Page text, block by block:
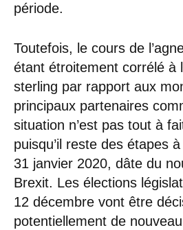
période.
Toutefois, le cours de
étant étroitement corrélé à
sterling par rapport aux
principaux partenaires
situation n’est pas tout à
puisqu’il reste des étapes
31 janvier 2020, dâte du
Brexit. Les élections
12 décembre vont être
potentiellement de